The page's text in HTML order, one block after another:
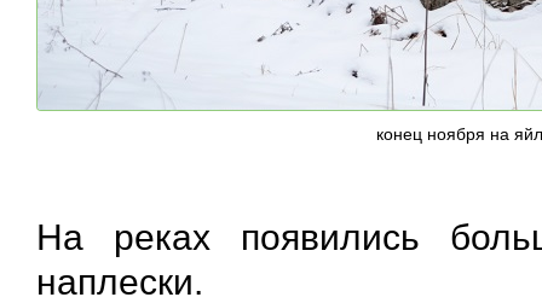
конец ноября на
На реках появились
наплески.